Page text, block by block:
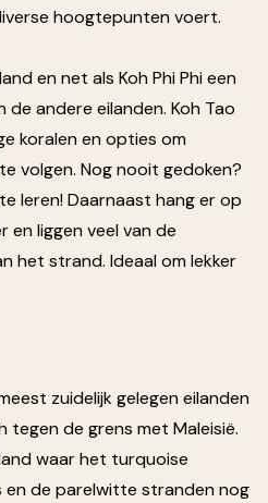
hoogtepunten voert.
en net als Koh Phi Phi een
de andere eilanden. Koh Tao
koralen en opties om
volgen. Nog nooit gedoken?
leren! Daarnaast hang er op
en liggen veel van de
het strand. Ideaal om lekker
zuidelijk gelegen eilanden
tegen de grens met Maleisië.
waar het turquoise
en de parelwitte stranden nog